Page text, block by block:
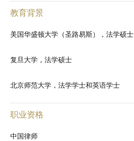
教育背景
美国华盛顿大学（圣路易斯），法学硕士
复旦大学，法学硕士
北京师范大学，法学学士和英语学士
职业资格
中国律师